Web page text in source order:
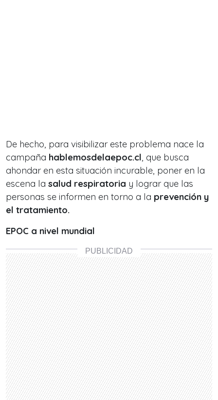
De hecho, para visibilizar este problema nace la
campaña hablemosdelaepoc.cl, que busca
ahondar en esta situación incurable, poner en la
escena la salud respiratoria y lograr que las
personas se informen en torno a la prevención y
el tratamiento.
EPOC a nivel mundial